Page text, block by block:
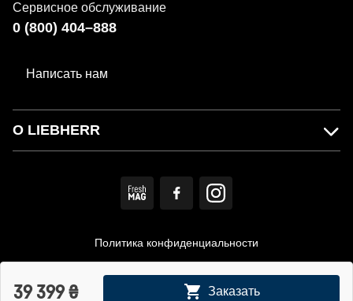
39 399₴ Заказать
Сервисное обслуживание
0 (800) 404–888
Написать нам
О LIEBHERR
Политика конфиденциальности